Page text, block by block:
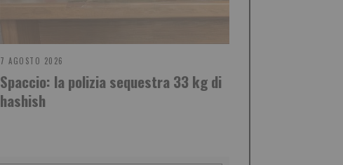
7 AGOSTO 2026
Spaccio: la polizia sequestra 33 kg di
hashish